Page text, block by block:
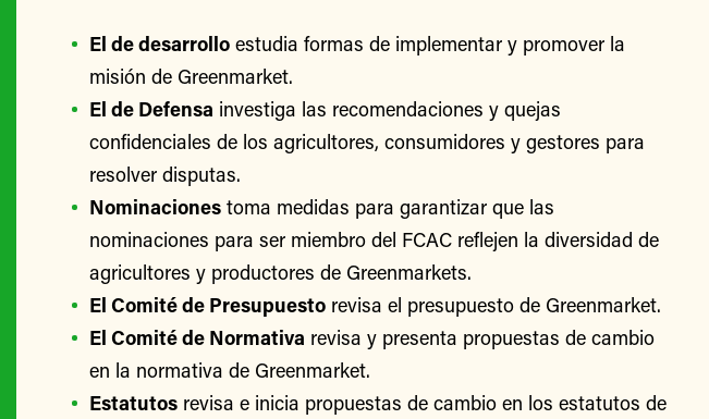
El de desarrollo estudia formas de implementar y promover la
misión de Greenmarket.
El de Defensa investiga las recomendaciones y quejas
confidenciales de los agricultores, consumidores y gestores para
resolver disputas.
Nominaciones toma medidas para garantizar que las
nominaciones para ser miembro del FCAC reflejen la diversidad de
agricultores y productores de Greenmarkets.
El Comité de Presupuesto revisa el presupuesto de Greenmarket.
El Comité de Normativa revisa y presenta propuestas de cambio
en la normativa de Greenmarket.
Estatutos revisa e inicia propuestas de cambio en los estatutos de